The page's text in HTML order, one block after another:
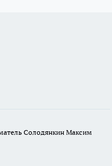
Солодянкин Максим